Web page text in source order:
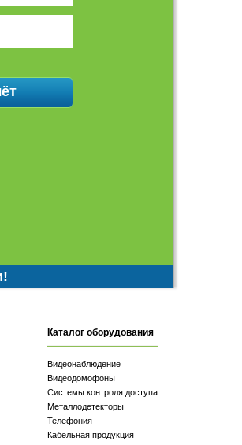
Каталог оборудования
Видеонаблюдение
Видеодомофоны
Системы контроля доступа
Металлодетекторы
Телефония
Кабельная продукция